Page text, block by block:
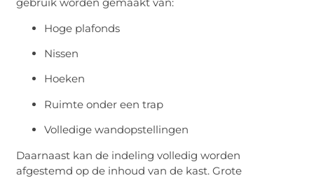
Hoge plafonds
Nissen
Hoeken
Ruimte onder een trap
Volledige wandopstellingen
Daarnaast kan de indeling volledig worden
afgestemd op de inhoud van de kast. Grote